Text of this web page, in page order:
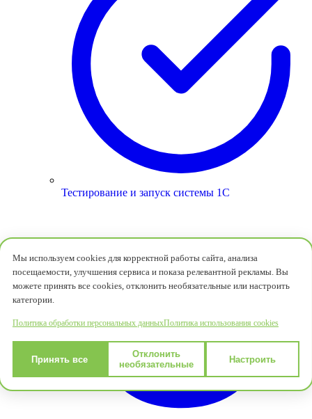
Тестирование и запуск системы 1С
Мы используем cookies для корректной работы сайта, анализа
посещаемости, улучшения сервиса и показа релевантной рекламы. Вы
можете принять все cookies, отклонить необязательные или настроить
категории.
Политика обработки персональных данныхПолитика использования cookies
Принять все
Отклонить
необязательные
Настроить